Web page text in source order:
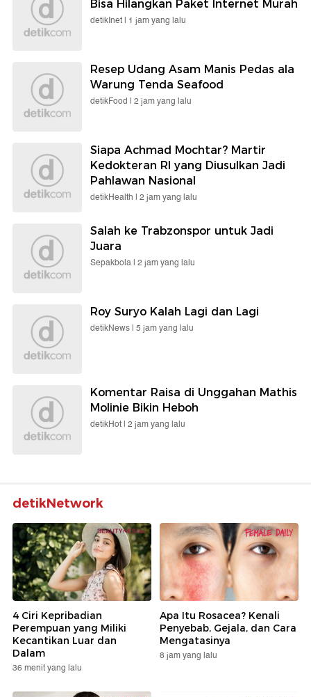
Bisa Hilangkan Paket Internet Murah
detikInet | 1 jam yang lalu
Resep Udang Asam Manis Pedas ala
Warung Tenda Seafood
detikFood | 2 jam yang lalu
Siapa Achmad Mochtar? Martir
Kedokteran RI yang Diusulkan Jadi
Pahlawan Nasional
detikHealth | 2 jam yang lalu
Salah ke Trabzonspor untuk Jadi
Juara
Sepakbola | 2 jam yang lalu
Roy Suryo Kalah Lagi dan Lagi
detikNews | 5 jam yang lalu
Komentar Raisa di Unggahan Mathis
Molinie Bikin Heboh
detikHot | 2 jam yang lalu
detikNetwork
4 Ciri Kepribadian
Perempuan yang Miliki
Kecantikan Luar dan
Dalam
36 menit yang lalu
Apa Itu Rosacea? Kenali
Penyebab, Gejala, dan Cara
Mengatasinya
8 jam yang lalu